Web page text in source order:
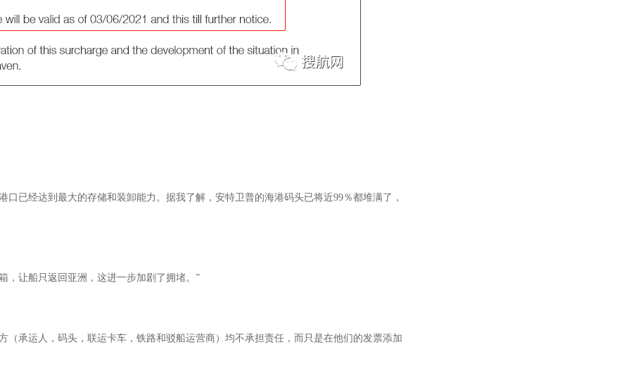
已经达到最大的存储和装卸能力。据我了解，安特卫普的海港码头已将近99％都堆满了，
，让船只返回亚洲，这进一步加剧了拥堵。”
（承运人，码头，联运卡车，铁路和驳船运营商）均不承担责任，而只是在他们的发票添加